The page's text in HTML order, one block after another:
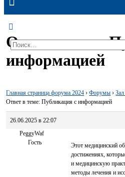
Найти:
Ответ в теме:
информацией
Главная страница форума 2024 › Форумы ›
Ответ в теме: Публикация с информацией
26.06.2025 в 22:07
PeggyWaf
Гость
Этот медицинский
достижениях,
и медицинскую
методы лечения и